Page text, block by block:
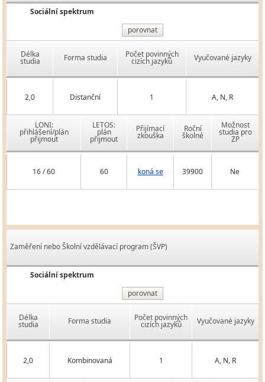
Sociální spektrum
porovnat
Délka
studia Forma studia Počet povinných
cizích jazyků Vyučované jazyky
2,0 Distanční 1 A, N, R
LONI:
přihlášení/plán
přijmout
LETOS:
plán
přijmout
Přijímací
zkouška
Roční
školné
Možnost
studia pro
ZP
16 / 60 60 koná se 39900 Ne
Zaměření nebo Školní vzdělávací program (ŠVP)
Sociální spektrum
porovnat
Délka
studia Forma studia Počet povinných
cizích jazyků Vyučované jazyky
2,0 Kombinovaná 1 A, N, R